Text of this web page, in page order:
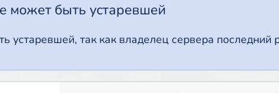
может быть устаревшей
так как владелец сервера последний